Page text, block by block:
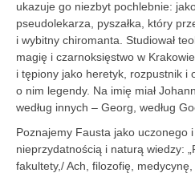
ukazuje go niezbyt pochlebnie:
pseudolekarza, pyszałka, który
i wybitny chiromanta. Studiował
magię i czarnoksięstwo w
i tępiony jako heretyk, rozpustnik i
o nim legendy. Na imię miał
według innych – Georg, według
Poznajemy Fausta jako uczonego
nieprzydatnością i naturą wiedzy:
fakultety,/ Ach, filozofię,